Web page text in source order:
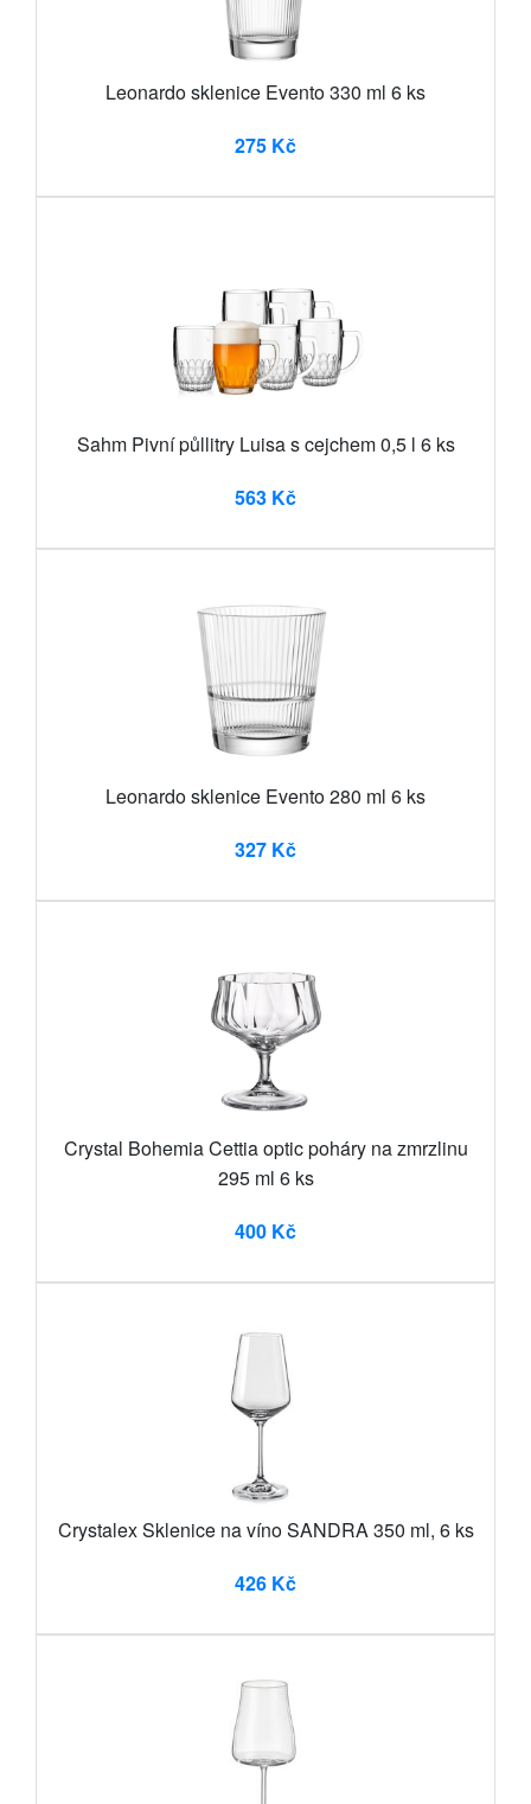
Leonardo sklenice Evento 330 ml 6 ks
275 Kč
Sahm Pivní půllitry Luisa s cejchem 0,5 l 6 ks
563 Kč
Leonardo sklenice Evento 280 ml 6 ks
327 Kč
Crystal Bohemia Cettia optic poháry na zmrzlinu
295 ml 6 ks
400 Kč
Crystalex Sklenice na víno SANDRA 350 ml, 6 ks
426 Kč